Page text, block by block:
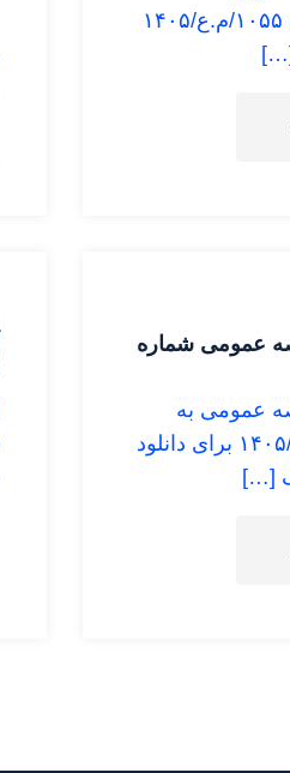
عمومی به شماره ۱۰۵۵/م.ع/۱۴۰۵
[…]
عمومی شماره
عمومی به
شماره ۱۰۵۶/م.ع/۱۴۰۵ برای دانلود
[…]